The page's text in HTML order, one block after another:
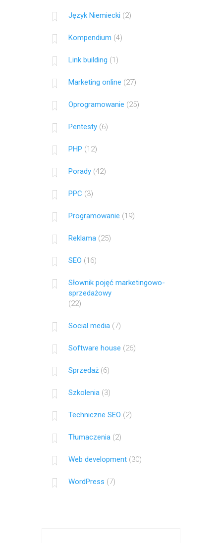
Język Niemiecki (2)
Kompendium (4)
Link building (1)
Marketing online (27)
Oprogramowanie (25)
Pentesty (6)
PHP (12)
Porady (42)
PPC (3)
Programowanie (19)
Reklama (25)
SEO (16)
Słownik pojęć marketingowo-
sprzedażowy
(22)
Social media (7)
Software house (26)
Sprzedaż (6)
Szkolenia (3)
Techniczne SEO (2)
Tłumaczenia (2)
Web development (30)
WordPress (7)